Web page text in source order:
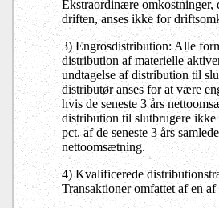
Ekstraordinære omkostninger,
driften, anses ikke for
3) Engrosdistribution: Alle
distribution af materielle
undtagelse af distribution til
distributør anses for at være
hvis de seneste 3 års
distribution til slutbrugere ikke
pct. af de seneste 3 års samlede
nettoomsætning.
4) Kvalificerede
Transaktioner omfattet af en